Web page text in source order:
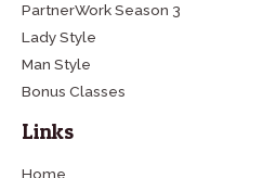
PartnerWork Season 3
Lady Style
Man Style
Bonus Classes
Links
Home